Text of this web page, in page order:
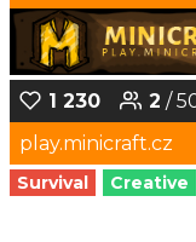
1 230 2 /
play.minicraft.cz
Survival Creative